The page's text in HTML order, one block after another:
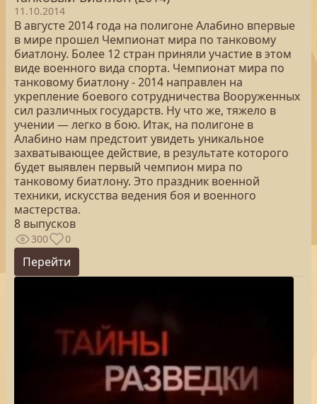
11.10.2014
В августе 2014 года на полигоне Алабино впервые
в мире прошел Чемпионат мира по танковому
биатлону. Более 12 стран приняли участие в этом
виде военного вида спорта. Чемпионат мира по
танковому биатлону - 2014 направлен на
укрепление боевого сотрудничества Вооруженных
сил различных государств. Ну что же, тяжело в
учении — легко в бою. Итак, на полигоне в
Алабино нам предстоит увидеть уникальное
захватывающее действие, в результате которого
будет выявлен первый чемпион мира по
танковому биатлону. Это праздник военной
техники, искусства ведения боя и военного
мастерства.
8 выпусков
300 0
Перейти